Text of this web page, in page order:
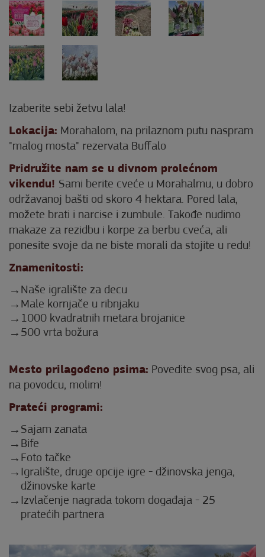
Izaberite sebi žetvu lala!
Lokacija: Morahalom, na prilaznom putu naspram
"malog mosta" rezervata Buffalo
Pridružite nam se u divnom prolećnom
vikendu! Sami berite cveće u Morahalmu, u dobro
održavanoj bašti od skoro 4 hektara. Pored lala,
možete brati i narcise i zumbule. Takođe nudimo
makaze za rezidbu i korpe za berbu cveća, ali
ponesite svoje da ne biste morali da stojite u redu!
Znamenitosti:
Naše igralište za decu
Male kornjače u ribnjaku
1000 kvadratnih metara brojanice
500 vrta božura
Mesto prilagođeno psima: Povedite svog psa, ali
na povodcu, molim!
Prateći programi:
Sajam zanata
Bife
Foto tačke
Igralište, druge opcije igre - džinovska jenga,
džinovske karte
Izvlačenje nagrada tokom događaja - 25
pratećih partnera